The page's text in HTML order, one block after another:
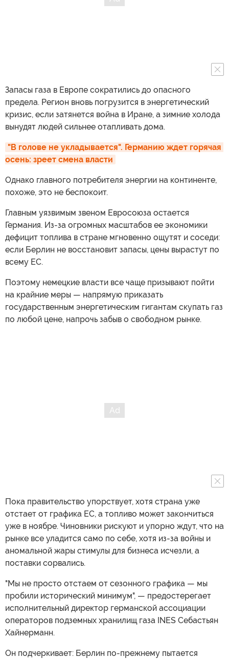
Запасы газа в Европе сократились до опасного
предела. Регион вновь погрузится в энергетический
кризис, если затянется война в Иране, а зимние холода
вынудят людей сильнее отапливать дома.
"В голове не укладывается". Германию ждет горячая
осень: зреет смена власти
Однако главного потребителя энергии на континенте,
похоже, это не беспокоит.
Главным уязвимым звеном Евросоюза остается
Германия. Из-за огромных масштабов ее экономики
дефицит топлива в стране мгновенно ощутят и соседи:
если Берлин не восстановит запасы, цены вырастут по
всему ЕС.
Поэтому немецкие власти все чаще призывают пойти
на крайние меры — напрямую приказать
государственным энергетическим гигантам скупать газ
по любой цене, напрочь забыв о свободном рынке.
Пока правительство упорствует, хотя страна уже
отстает от графика ЕС, а топливо может закончиться
уже в ноябре. Чиновники рискуют и упорно ждут, что на
рынке все уладится само по себе, хотя из-за войны и
аномальной жары стимулы для бизнеса исчезли, а
поставки сорвались.
"Мы не просто отстаем от сезонного графика — мы
пробили исторический минимум", — предостерегает
исполнительный директор германской ассоциации
операторов подземных хранилищ газа INES Себастьян
Хайнерманн.
Он подчеркивает: Берлин по-прежнему пытается